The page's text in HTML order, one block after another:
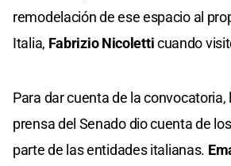
remodelación de ese espacio al
Italia, Fabrizio Nicoletticuando
Para dar cuenta de la convocatoria,
prensa del Senado dio cuenta de
parte de las entidades italianas.